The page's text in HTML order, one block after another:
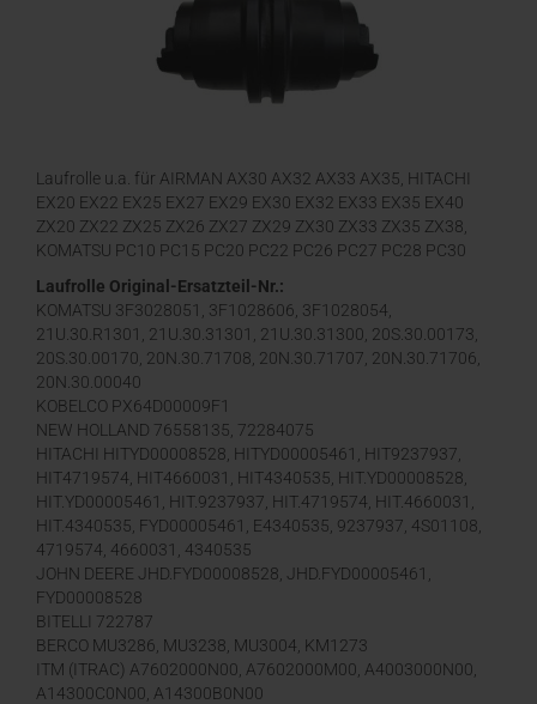
Laufrolle u.a. für AIRMAN AX30 AX32 AX33 AX35, HITACHI
EX20 EX22 EX25 EX27 EX29 EX30 EX32 EX33 EX35 EX40
ZX20 ZX22 ZX25 ZX26 ZX27 ZX29 ZX30 ZX33 ZX35 ZX38,
KOMATSU PC10 PC15 PC20 PC22 PC26 PC27 PC28 PC30
Laufrolle Original-Ersatzteil-Nr.:
KOMATSU 3F3028051, 3F1028606, 3F1028054,
21U.30.R1301, 21U.30.31301, 21U.30.31300, 20S.30.00173,
20S.30.00170, 20N.30.71708, 20N.30.71707, 20N.30.71706,
20N.30.00040
KOBELCO PX64D00009F1
NEW HOLLAND 76558135, 72284075
HITACHI HITYD00008528, HITYD00005461, HIT9237937,
HIT4719574, HIT4660031, HIT4340535, HIT.YD00008528,
HIT.YD00005461, HIT.9237937, HIT.4719574, HIT.4660031,
HIT.4340535, FYD00005461, E4340535, 9237937, 4S01108,
4719574, 4660031, 4340535
JOHN DEERE JHD.FYD00008528, JHD.FYD00005461,
FYD00008528
BITELLI 722787
BERCO MU3286, MU3238, MU3004, KM1273
ITM (ITRAC) A7602000N00, A7602000M00, A4003000N00,
A14300C0N00, A14300B0N00